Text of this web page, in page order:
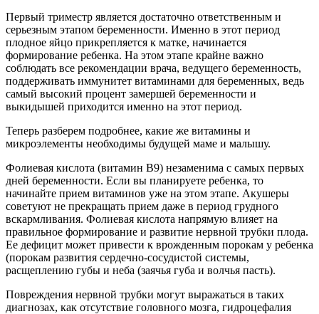
Первый триместр является достаточно ответственным и
серьезным этапом беременности. Именно в этот период
плодное яйцо прикрепляется к матке, начинается
формирование ребенка. На этом этапе крайне важно
соблюдать все рекомендации врача, ведущего беременность,
поддерживать иммунитет витаминами для беременных, ведь
самый высокий процент замершей беременности и
выкидышей приходится именно на этот период.
Теперь разберем подробнее, какие же витамины и
микроэлементы необходимы будущей маме и малышу.
Фолиевая кислота (витамин В9) незаменима с самых первых
дней беременности. Если вы планируете ребенка, то
начинайте прием витаминов уже на этом этапе. Акушеры
советуют не прекращать прием даже в период грудного
вскармливания. Фолиевая кислота напрямую влияет на
правильное формирование и развитие нервной трубки плода.
Ее дефицит может привести к врожденным порокам у ребенка
(порокам развития сердечно-сосудистой системы,
расщеплению губы и неба (заячья губа и волчья пасть).
Повреждения нервной трубки могут выражаться в таких
диагнозах, как отсутствие головного мозга, гидроцефалия